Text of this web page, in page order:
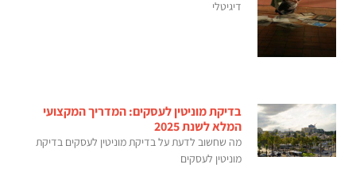
דיגיטלי
בדיקת מוניטין לעסקים: המדריך המקצועי
המלא לשנת 2025
מה שחשוב לדעת על בדיקת מוניטין לעסקים בדיקת
מוניטין לעסקים